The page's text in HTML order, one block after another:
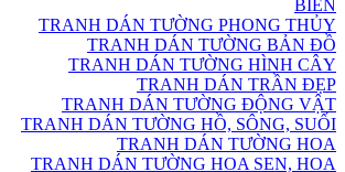
BIỂN
TRANH DÁN TƯỜNG PHONG THỦY
TRANH DÁN TƯỜNG BẢN ĐỒ
TRANH DÁN TƯỜNG HÌNH CÂY
TRANH DÁN TRẦN ĐẸP
TRANH DÁN TƯỜNG ĐỘNG VẬT
TRANH DÁN TƯỜNG HỒ, SÔNG, SUỐI
TRANH DÁN TƯỜNG HOA
TRANH DÁN TƯỜNG HOA SEN, HOA